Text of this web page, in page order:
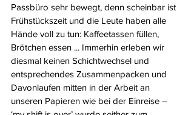
Passbüro sehr bewegt, denn scheinbar ist
Frühstückszeit und die Leute haben alle
Hände voll zu tun: Kaffeetassen füllen,
Brötchen essen ... Immerhin erleben wir
diesmal keinen Schichtwechsel und
entsprechendes Zusammenpacken und
Davonlaufen mitten in der Arbeit an
unseren Papieren wie bei der Einreise –